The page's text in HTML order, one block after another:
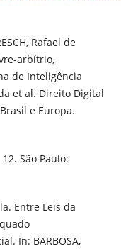
Rafael de
arbítrio,
de Inteligência
et al. Direito Digital
e Europa.
São Paulo:
Entre Leis da
In: BARBOSA,